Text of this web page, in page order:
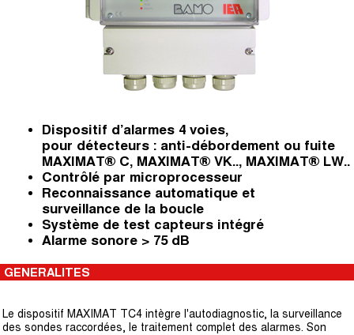
Dispositif d’alarmes 4 voies,
pour détecteurs : anti-débordement ou fuite
MAXIMAT® C, MAXIMAT® VK.., MAXIMAT® LW..
Contrôlé par microprocesseur
Reconnaissance automatique et
surveillance de la boucle
Système de test capteurs intégré
Alarme sonore > 75 dB
GENERALITES
Le dispositif MAXIMAT TC4 intègre l'autodiagnostic, la surveillance
des sondes raccordées, le traitement complet des alarmes. Son